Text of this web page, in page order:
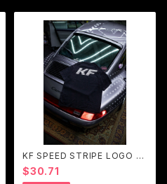
KF SPEED STRIPE LOGO S/
S TEE
$30.71